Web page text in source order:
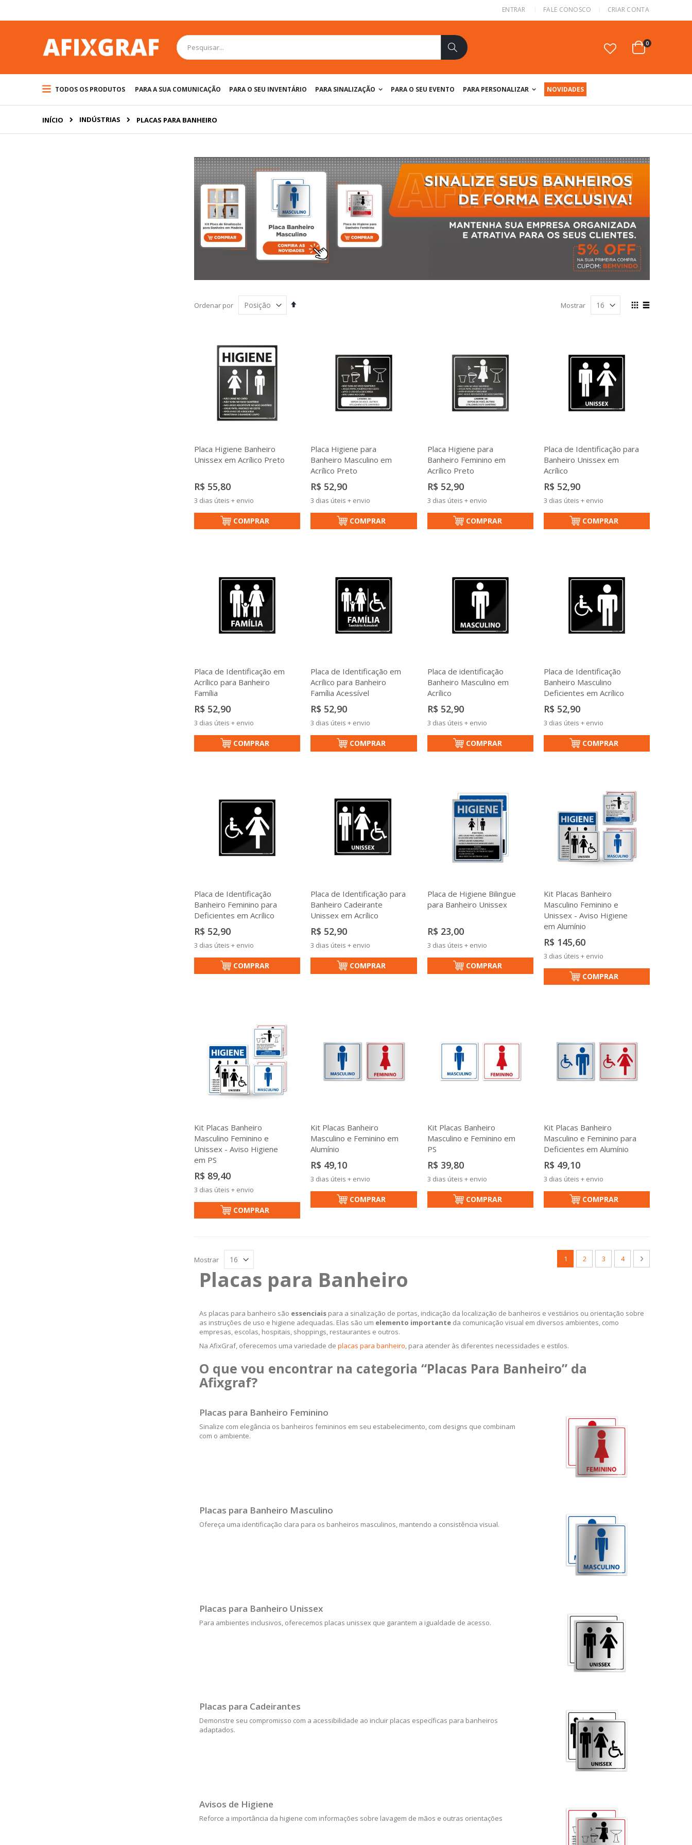
para
conteúdo
ENTRAR FALE CONOSCO CRIAR CONTA
Cart
0itens
Pesquisa
TODOS OS PRODUTOS PARA A SUA COMUNICAÇÃO PARA O SEU INVENTÁRIO PARA SINALIZAÇÃO PARA O SEU EVENTO PARA PERSONALIZAR NOVIDADES
INÍCIO INDÚSTRIAS PLACAS PARA BANHEIRO
Ordenar por
Definir
Ver
Mostrar
Placa Higiene Banheiro
Unissex em Acrílico Preto
R$ 55,80
3 dias úteis + envio
COMPRAR
Placa Higiene para
Banheiro Masculino em
Acrílico Preto
R$ 52,90
3 dias úteis + envio
COMPRAR
Placa Higiene para
Banheiro Feminino em
Acrílico Preto
R$ 52,90
3 dias úteis + envio
COMPRAR
Placa de Identificação para
Banheiro Unissex em
Acrílico
R$ 52,90
3 dias úteis + envio
COMPRAR
Placa de Identificação em
Acrílico para Banheiro
Família
R$ 52,90
3 dias úteis + envio
COMPRAR
Placa de Identificação em
Acrílico para Banheiro
Família Acessível
R$ 52,90
3 dias úteis + envio
COMPRAR
Placa de identificação
Banheiro Masculino em
Acrílico
R$ 52,90
3 dias úteis + envio
COMPRAR
Placa de Identificação
Banheiro Masculino
Deficientes em Acrílico
R$ 52,90
3 dias úteis + envio
COMPRAR
Placa de Identificação
Banheiro Feminino para
Deficientes em Acrílico
R$ 52,90
3 dias úteis + envio
COMPRAR
Placa de Identificação para
Banheiro Cadeirante
Unissex em Acrílico
R$ 52,90
3 dias úteis + envio
COMPRAR
Placa de Higiene Bilingue
para Banheiro Unissex
R$ 23,00
3 dias úteis + envio
COMPRAR
Kit Placas Banheiro
Masculino Feminino e
Unissex - Aviso Higiene
em Alumínio
R$ 145,60
3 dias úteis + envio
COMPRAR
Kit Placas Banheiro
Masculino Feminino e
Unissex - Aviso Higiene
em PS
R$ 89,40
3 dias úteis + envio
COMPRAR
Kit Placas Banheiro
Masculino e Feminino em
Alumínio
R$ 49,10
3 dias úteis + envio
COMPRAR
Kit Placas Banheiro
Masculino e Feminino em
PS
R$ 39,80
3 dias úteis + envio
COMPRAR
Kit Placas Banheiro
Masculino e Feminino para
Deficientes em Alumínio
R$ 49,10
3 dias úteis + envio
COMPRAR
Você esta lendo a pagina
1 Página
2 Página
3 Página
4 Página
Próximo
Mostrar
Placas para Banheiro
As placas para banheiro são essenciais para a sinalização de portas, indicação da localização de banheiros e vestiários ou orientação sobre
as instruções de uso e higiene adequadas. Elas são um elemento importante da comunicação visual em diversos ambientes, como
empresas, escolas, hospitais, shoppings, restaurantes e outros.
Na AfixGraf, oferecemos uma variedade de placas para banheiro, para atender às diferentes necessidades e estilos.
O que vou encontrar na categoria “Placas Para Banheiro” da
Afixgraf?
Placas para Banheiro Feminino
Sinalize com elegância os banheiros femininos em seu estabelecimento, com designs que combinam
com o ambiente.
Placas para Banheiro Masculino
Ofereça uma identificação clara para os banheiros masculinos, mantendo a consistência visual.
Placas para Banheiro Unissex
Para ambientes inclusivos, oferecemos placas unissex que garantem a igualdade de acesso.
Placas para Cadeirantes
Demonstre seu compromisso com a acessibilidade ao incluir placas específicas para banheiros
adaptados.
Avisos de Higiene
Reforce a importância da higiene com informações sobre lavagem de mãos e outras orientações